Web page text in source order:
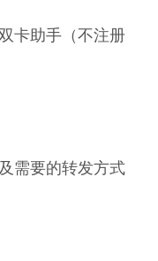
卡助手（不注册
需要的转发方式